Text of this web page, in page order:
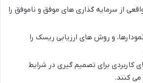
از سرمایه گذاری های موفق و ناموفق را
نمودارها، و روش های ارزیابی ریسک را
کاربردی برای تصمیم گیری در شرایط
می کنند.